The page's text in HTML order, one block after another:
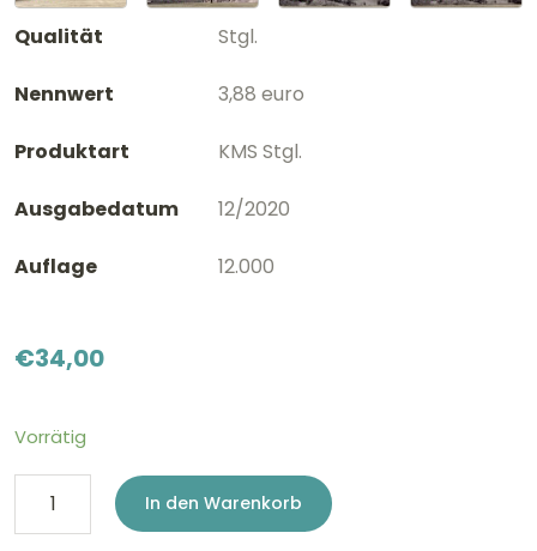
Qualität Stgl.
Nennwert 3,88 euro
Produktart KMS Stgl.
Ausgabedatum 12/2020
Auflage 12.000
€34,00
Vorrätig
KMS
Stgl.
In den Warenkorb